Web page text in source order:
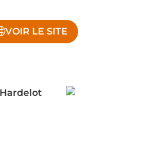
VOIR LE SITE
Hardelot